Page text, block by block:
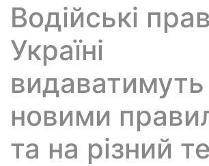
Водійські
Україні
видаватимуть
новими
та на різний